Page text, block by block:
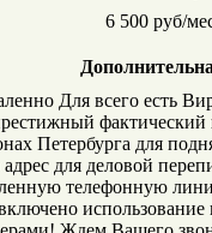
6 500 руб/
Для всего есть
Петербурга для
для деловой
телефонную